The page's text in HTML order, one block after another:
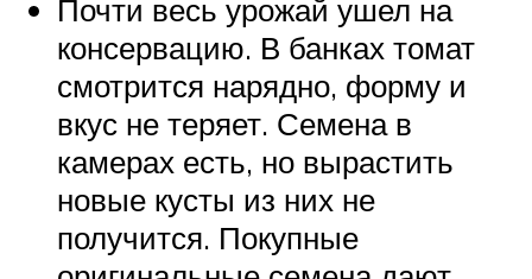
Почти весь урожай ушел на
консервацию. В банках томат
смотрится нарядно, форму и
вкус не теряет. Семена в
камерах есть, но вырастить
новые кусты из них не
получится. Покупные